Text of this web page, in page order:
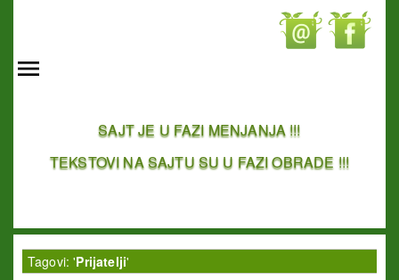
SAJT JE U FAZI MENJANJA !!!
TEKSTOVI NA SAJTU SU U FAZI OBRADE !!!
Tagovi: 'Prijatelji'